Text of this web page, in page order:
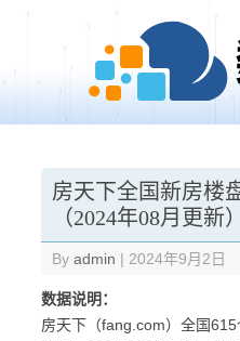
房天下全国新房楼
（2024年08月更新）
By admin | 2024年9月2日
数据说明：
房天下（fang.com）全国